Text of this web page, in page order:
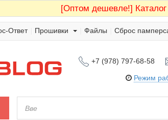
[Оптом дешевле!]
Ответ Прошивки Файлы Сброс
+7 (978) 797-68-58
Режим